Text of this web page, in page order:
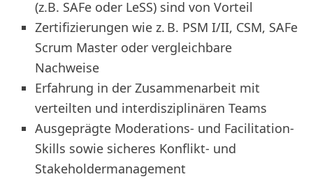
(z.B. SAFe oder LeSS) sind von Vorteil
Zertifizierungen wie z. B. PSM I/II, CSM, SAFe
Scrum Master oder vergleichbare
Nachweise
Erfahrung in der Zusammenarbeit mit
verteilten und interdisziplinären Teams
Ausgeprägte Moderations- und Facilitation-
Skills sowie sicheres Konflikt- und
Stakeholdermanagement